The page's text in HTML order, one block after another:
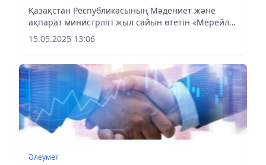
Қазақстан Республикасының Мәдениет және
ақпарат министрлігі жыл сайын өтетін «Мерейлі
отбасы» ұлттық конкурсына қатысуға өтінімдерді
қабылдау басталғаны туралы хабарлайды.
15.05.2025 13:06
Әлеумет